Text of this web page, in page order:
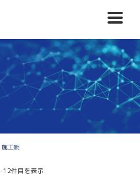
施工鋲
件目を表示